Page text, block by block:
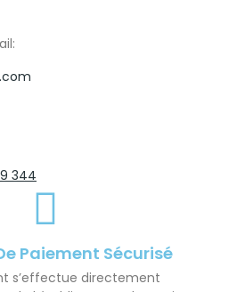
344
Paiement Sécurisé
s’effectue directement